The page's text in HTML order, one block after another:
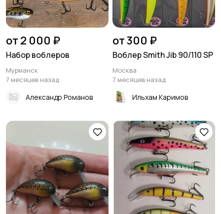
от 2 000 ₽
Набор воблеров
Мурманск
7 месяцев назад
Александр Романов
от 300 ₽
Воблер Smith Jib 90/110 SP
Москва
7 месяцев назад
Ильхам Каримов